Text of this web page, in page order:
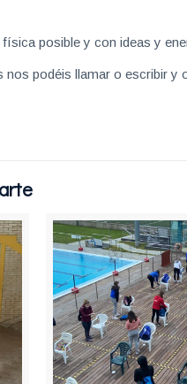
posible y con ideas y
nos podéis llamar o escribir y